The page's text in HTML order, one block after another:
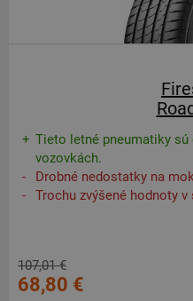
Tieto letné pneumatiky
vozovkách.
Drobné nedostatky na
Trochu zvýšené hodnoty
107,01 €
68,80 €